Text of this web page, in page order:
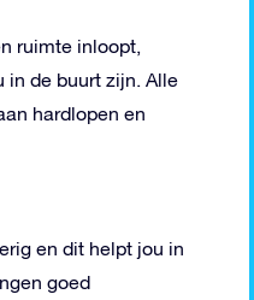
ruimte inloopt,
in de buurt zijn. Alle
hardlopen en
en dit helpt jou in
goed